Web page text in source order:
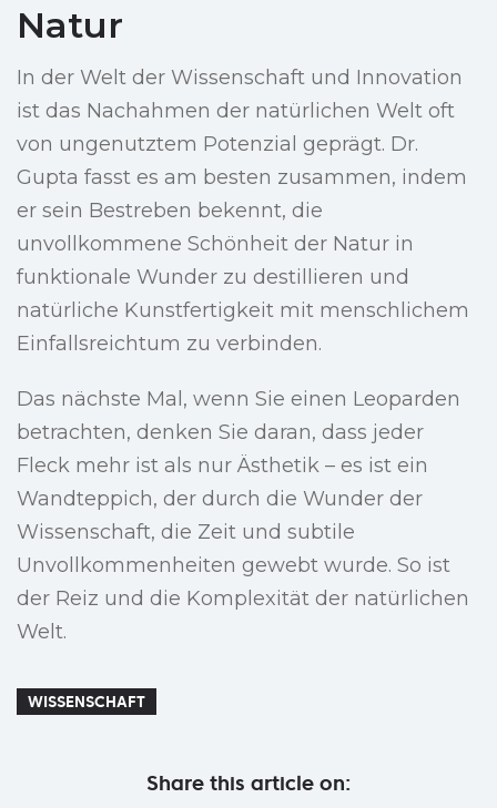
Natur
In der Welt der Wissenschaft und Innovation
ist das Nachahmen der natürlichen Welt oft
von ungenutztem Potenzial geprägt. Dr.
Gupta fasst es am besten zusammen, indem
er sein Bestreben bekennt, die
unvollkommene Schönheit der Natur in
funktionale Wunder zu destillieren und
natürliche Kunstfertigkeit mit menschlichem
Einfallsreichtum zu verbinden.
Das nächste Mal, wenn Sie einen Leoparden
betrachten, denken Sie daran, dass jeder
Fleck mehr ist als nur Ästhetik – es ist ein
Wandteppich, der durch die Wunder der
Wissenschaft, die Zeit und subtile
Unvollkommenheiten gewebt wurde. So ist
der Reiz und die Komplexität der natürlichen
Welt.
WISSENSCHAFT
Share this article on: